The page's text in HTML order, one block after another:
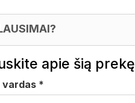
apie šią prekę
vardas *